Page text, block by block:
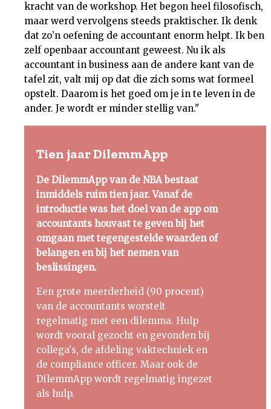
kracht van de workshop. Het begon heel filosofisch,
maar werd vervolgens steeds praktischer. Ik denk
dat zo’n oefening de accountant enorm helpt. Ik ben
zelf openbaar accountant geweest. Nu ik als
accountant in business aan de andere kant van de
tafel zit, valt mij op dat die zich soms wat formeel
opstelt. Daarom is het goed om je in te leven in de
ander. Je wordt er minder stellig van."
Tien jaar DilemmApp
De DilemmApp van de NBA bestaat
inmiddels ruim tien jaar. Vanaf de
introductie was het doel van de app om
accountants houvast te geven bij het
omgaan met tegengestelde waarden of
belangen en bij het nemen van
beslissingen.
Een grote meerderheid (90 procent)
van de accountants worstelt
regelmatig met een dilemma. Hulp
wordt vooral gezocht en gevonden bij
collega's, de afdeling vaktechniek en
de compliance officer. Maar ook de
DilemmApp wordt regelmatig ingezet
als hulp.